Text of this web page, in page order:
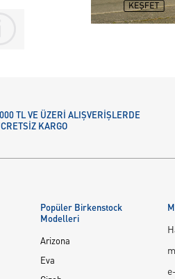
TL VE ÜZERİ ALIŞVERİŞLERDE
KARGO
Popüler Birkenstock
Modelleri
Arizona
Eva